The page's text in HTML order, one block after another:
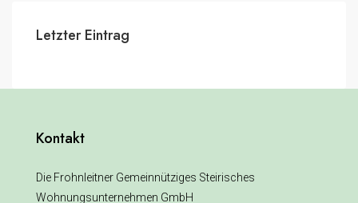
Letzter Eintrag
Kontakt
Die Frohnleitner Gemeinnütziges Steirisches
Wohnungsunternehmen GmbH